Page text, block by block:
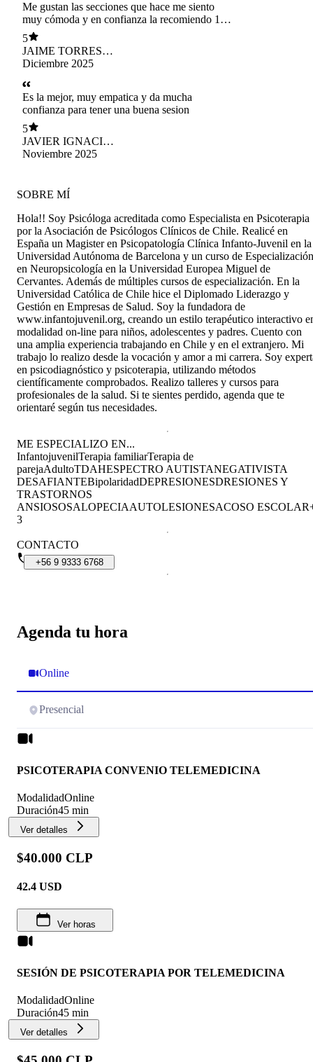
Me gustan las secciones que hace me siento
muy cómoda y en confianza la recomiendo 10
de 10
5
JAIME TORRES
RIEDEL
Diciembre 2025
Es la mejor, muy empatica y da mucha
confianza para tener una buena sesion
5
JAVIER IGNACIO
GUZMAN
Noviembre 2025
Agenda tu hora
Online
Presencial
PSICOTERAPIA CONVENIO TELEMEDICINA
ModalidadOnline
Duración45 min
Ver detalles
$40.000 CLP
42.4 USD
Ver horas
SESIÓN DE PSICOTERAPIA POR TELEMEDICINA
ModalidadOnline
Duración45 min
Ver detalles
SOBRE MÍ
Hola!! Soy Psicóloga acreditada como Especialista en Psicoterapia
por la Asociación de Psicólogos Clínicos de Chile. Realicé en
España un Magister en Psicopatología Clínica Infanto-Juvenil en la
Universidad Autónoma de Barcelona y un curso de Especialización
en Neuropsicología en la Universidad Europea Miguel de
Cervantes. Además de múltiples cursos de especialización. En la
Universidad Católica de Chile hice el Diplomado Liderazgo y
Gestión en Empresas de Salud. Soy la fundadora de
www.infantojuvenil.org, creando un estilo terapéutico interactivo
modalidad on-line para niños, adolescentes y padres. Cuento con
una amplia experiencia trabajando en Chile y en el extranjero. Mi
trabajo lo realizo desde la vocación y amor a mi carrera. Soy
en psicodiagnóstico y psicoterapia, utilizando métodos
científicamente comprobados. Realizo talleres y cursos para
profesionales de la salud. Si te sientes perdido, agenda que te
orientaré según tus necesidades.
ME ESPECIALIZO EN...
InfantojuvenilTerapia familiarTerapia de
parejaAdultoTDAHESPECTRO AUTISTANEGATIVISTA
DESAFIANTEBipolaridadDEPRESIONESDRESIONES Y
TRASTORNOS
ANSIOSOSALOPECIAAUTOLESIONESACOSO ESCOLAR
3
CONTACTO
+56 9 9333 6768